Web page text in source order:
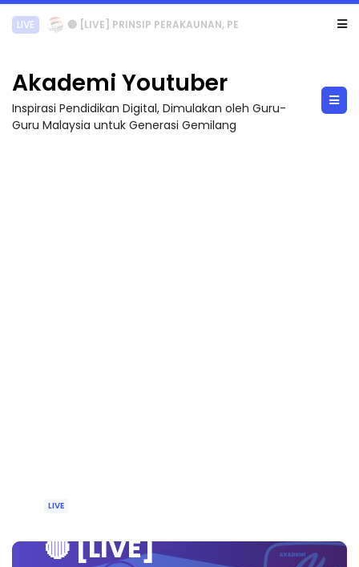
TRANSFORMASI DIGITAL GURU SIRI 7 : PAHLAWAN DIGITAL PENYELAMAT DUNIA
Akademi Youtuber
Inspirasi Pendidikan Digital, Dimulakan oleh Guru-
Guru Malaysia untuk Generasi Gemilang
LIVE
🔴 [LIVE]